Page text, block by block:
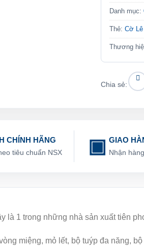
Danh mục:
Thẻ:Cờ Lê
Thương
Chia sẻ:
CHÍNH HÃNG
tiêu chuẩn NSX
GIAO
Nhận
là 1 trong những nhà sản xuất tiên
miệng, mỏ lết, bộ tuýp đa năng,